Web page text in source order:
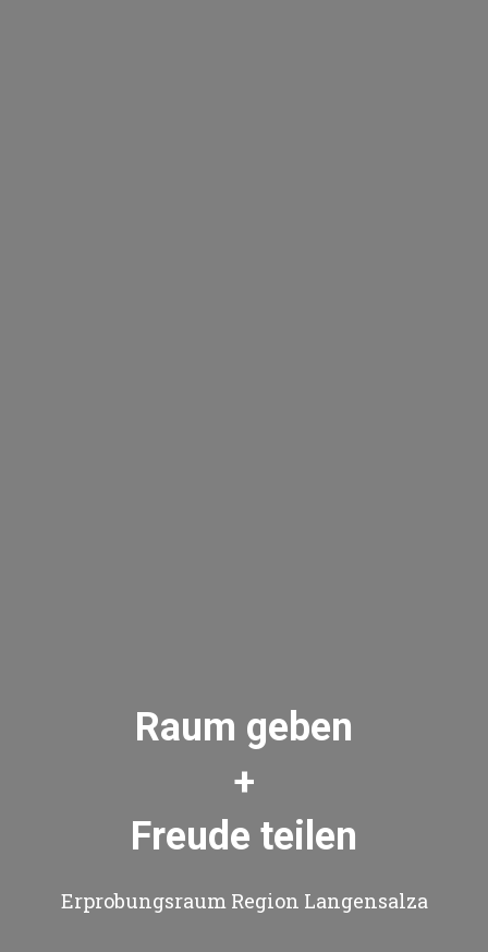
Raum geben
+
Freude teilen
Erprobungsraum Region Langensalza